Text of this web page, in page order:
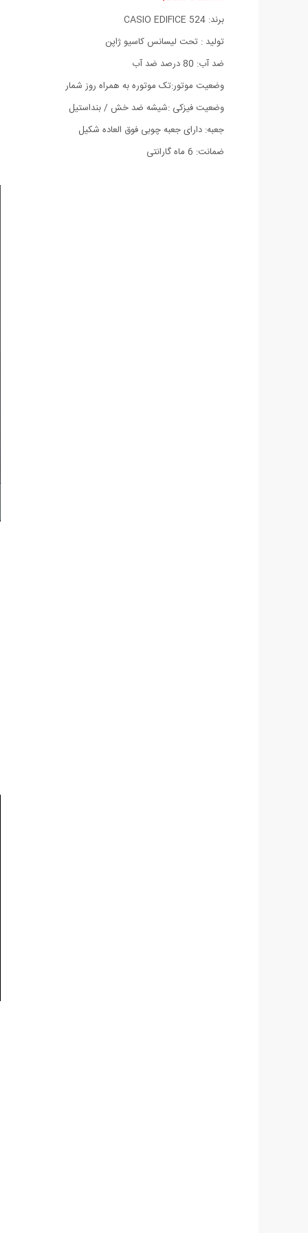
برند: CASIO EDIFICE 524
تولید : تحت لیسانس کاسیو ژاپن
ضد آب: 80 درصد ضد آب
وضعیت موتور:تک موتوره به همراه روز شمار
وضعیت فیزکی :شیشه ضد خش / بنداستیل
جعبه: دارای جعبه چوبی فوق العاده شکیل
ضمانت: 6 ماه گارانتی